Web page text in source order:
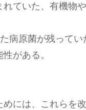
ていた、有機物
病原菌が残ってい
がある。
には、これらを